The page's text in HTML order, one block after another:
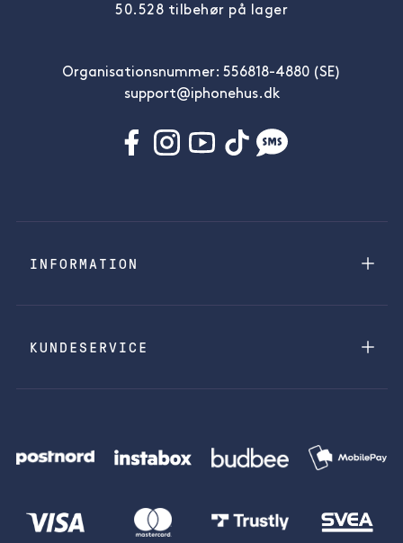
50.528 tilbehør på lager
Organisationsnummer: 556818-4880 (SE)
support@iphonehus.dk
INFORMATION
KUNDESERVICE